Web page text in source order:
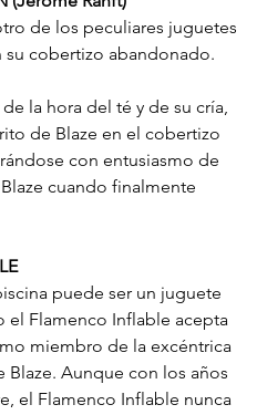
de los peculiares juguetes
su cobertizo abandonado.
la hora del té y de su cría,
de Blaze en el cobertizo
con entusiasmo de
cuando finalmente
puede ser un juguete
el Flamenco Inflable acepta
miembro de la excéntrica
Aunque con los años
el Flamenco Inflable nunca